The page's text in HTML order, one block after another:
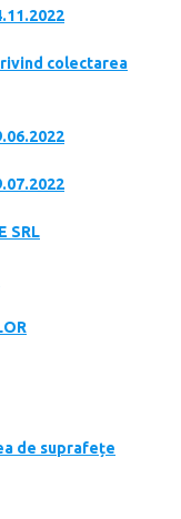
colectarea
SRL
de suprafețe